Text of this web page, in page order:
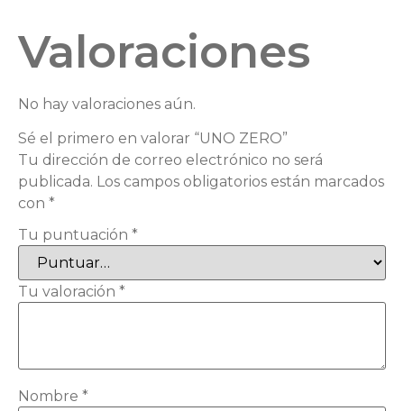
Valoraciones
No hay valoraciones aún.
Sé el primero en valorar “UNO ZERO”
Tu dirección de correo electrónico no será
publicada. Los campos obligatorios están marcados
con *
Tu puntuación *
Tu valoración *
Nombre *